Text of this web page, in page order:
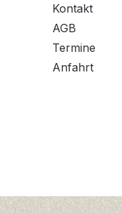
Kontakt
AGB
Termine
Anfahrt